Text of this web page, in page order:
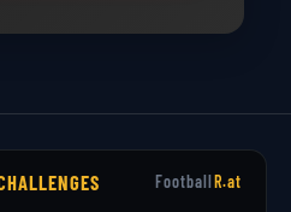
FootballR.at